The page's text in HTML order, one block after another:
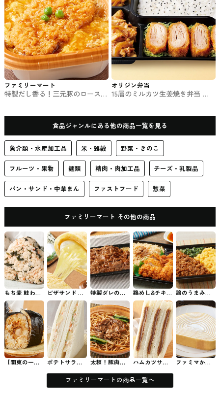
ファミリーマート
特製だし香る！三元豚のロースか
オリジン弁当
15層のミルカツ生姜焼き弁当 オ
食品ジャンルにある他の商品一覧を見る
魚介類・水産加工品 米・雑穀 野菜・きのこ
フルーツ・果物 麺類 精肉・肉加工品 チーズ・乳製品
パン・サンド・中華まん ファストフード 惣菜
ファミリーマート その他の商品
もち麦 鮭わか
め ファミマの
おむずび
ピザサンド も
ちっと生地
の！クワトロ
フォルマッジ
ファミマのパ
ン・サンド
特製ダレの炙
り焼牛カルビ
重 ファミマの
お弁当
鶏めし&チキン
カツ弁当（お
ろし柚子ぽん
酢） ファミマ
のお弁当
鶏のうまみ！
鶏そぼろ弁当
ファミマのお
弁当
【関東の一
部】甘辛唐揚
ポテトサラダ
サンド ファミ
マのパン・サ
太麺！豚肉と
小松菜の焦が
し醤油パスタ
ファミマのパ
スタ
ハムカツサン
ド ファミマの
パン・サンド
ファミマから
発売されたミ
ファミリーマートの商品一覧へ